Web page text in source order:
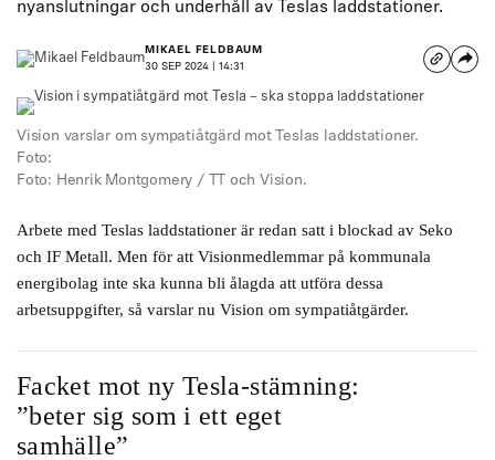
nyanslutningar och underhåll av Teslas laddstationer.
MIKAEL FELDBAUM
30 SEP 2024 | 14:31
Vision varslar om sympatiåtgärd mot Teslas laddstationer.
Foto:
Foto: Henrik Montgomery / TT och Vision.
Arbete med Teslas laddstationer är redan satt i blockad av Seko
och IF Metall. Men för att Visionmedlemmar på kommunala
energibolag inte ska kunna bli ålagda att utföra dessa
arbetsuppgifter, så varslar nu Vision om sympatiåtgärder.
Facket mot ny Tesla-stämning:
”beter sig som i ett eget
samhälle”